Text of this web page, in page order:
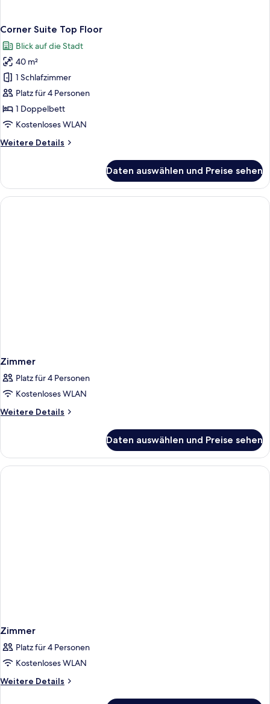
Corner Suite Top Floor
Blick auf die Stadt
40 m²
1 Schlafzimmer
Platz für 4 Personen
1 Doppelbett
Kostenloses WLAN
Weitere Details
Weitere
Suite
Top
Floor
Daten auswählen und Preise sehen
Zimmer
Platz für 4 Personen
Kostenloses WLAN
Weitere Details
Weitere
Daten auswählen und Preise sehen
Zimmer
Platz für 4 Personen
Kostenloses WLAN
Weitere Details
Weitere